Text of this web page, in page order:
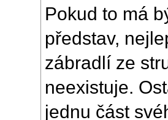
Pokud to má
představ,
zábradlí ze
neexistuje.
jednu část